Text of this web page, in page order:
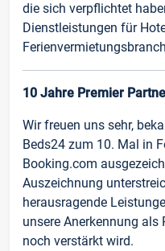
die sich verpflichtet
Dienstleistungen für
10 Jahre Premier
Wir freuen uns sehr,
Beds24 zum 10. Mal in
Booking.com
Auszeichnung
herausragende
unsere Anerkennung als
noch verstärkt wird.